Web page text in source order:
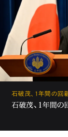
石破茂、1年間の回
石破茂、1年間の